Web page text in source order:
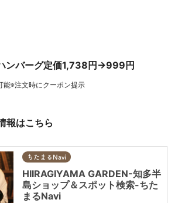
ンバーグ定価1,738円→999円
能※注文時にクーポン提示
報はこちら
ちたまるNavi
HIIRAGIYAMA GARDEN-知多半
島ショップ＆スポット検索-ちた
まるNavi